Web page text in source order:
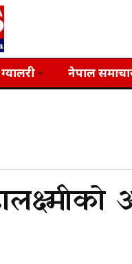
नेपाल